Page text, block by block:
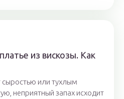
из вискозы. Как
сыростью или тухлым
неприятный запах исходит